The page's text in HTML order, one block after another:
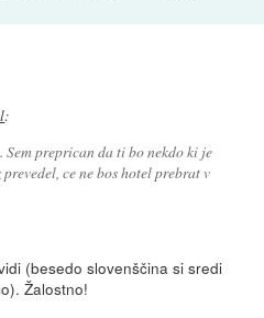
:
preprican da ti bo nekdo ki je
ce ne bos hotel prebrat v
(besedo slovenščina si sredi
Žalostno!